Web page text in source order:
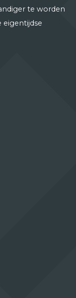
te worden